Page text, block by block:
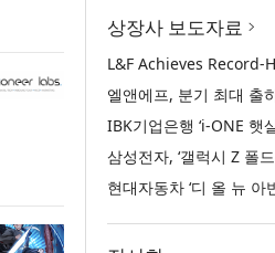
상장사 보도자료